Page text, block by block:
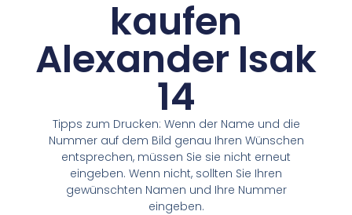
kaufen
Alexander Isak
14
Tipps zum Drucken: Wenn der Name und die
Nummer auf dem Bild genau Ihren Wünschen
entsprechen, müssen Sie sie nicht erneut
eingeben. Wenn nicht, sollten Sie Ihren
gewünschten Namen und Ihre Nummer
eingeben.